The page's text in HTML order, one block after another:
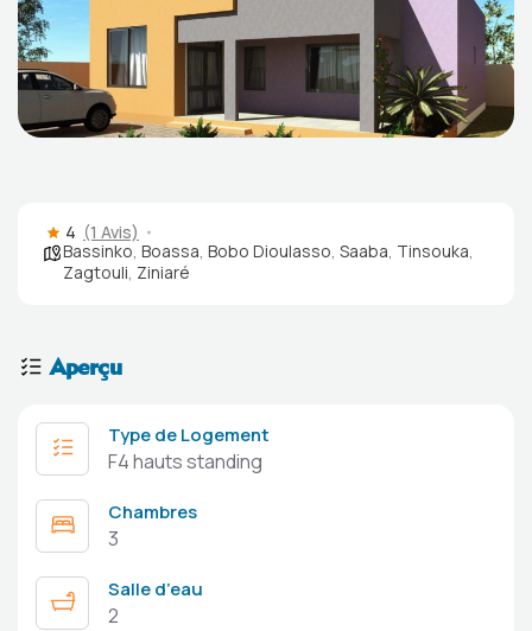
4 (1 Avis)
Bassinko, Boassa, Bobo Dioulasso, Saaba, Tinsouka,
Zagtouli, Ziniaré
Aperçu
Type de Logement
F4 hauts standing
Chambres
3
Salle d’eau
2